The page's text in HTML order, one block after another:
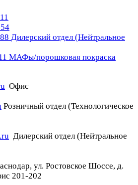
Дилерский отдел (Нейтральное
МАФы/порошковая покраска
Офис
Розничный отдел (Технологическое
Дилерский отдел (Нейтральное
ул. Ростовское Шоссе, д.
201-202